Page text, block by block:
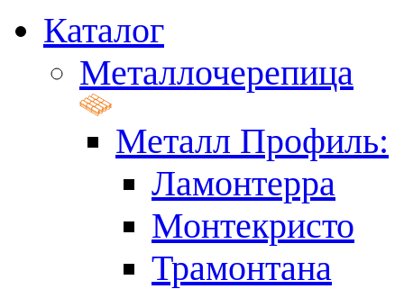
Каталог
Металлочерепица
Металл Профиль:
Ламонтерра
Монтекристо
Трамонтана